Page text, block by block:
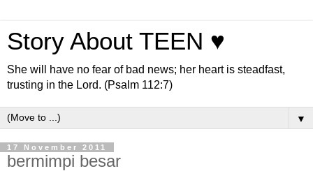
Story About TEEN ♥
She will have no fear of bad news; her heart is steadfast,
trusting in the Lord. (Psalm 112:7)
▼
17 November 2011
bermimpi besar